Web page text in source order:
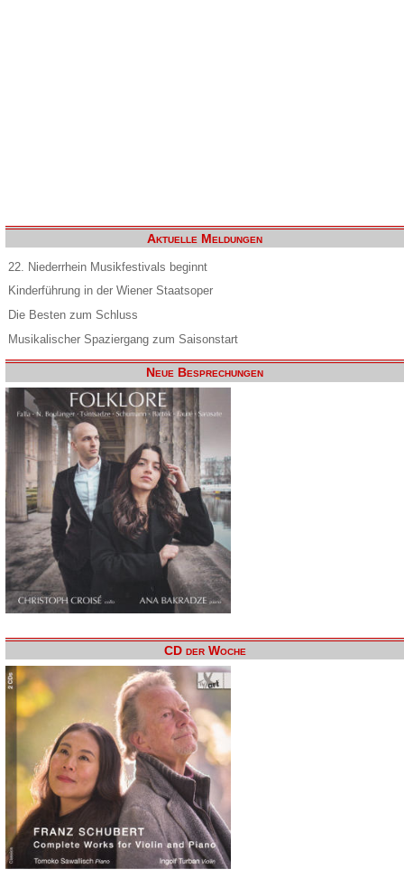
Aktuelle Meldungen
22. Niederrhein Musikfestivals beginnt
Kinderführung in der Wiener Staatsoper
Die Besten zum Schluss
Musikalischer Spaziergang zum Saisonstart
Neue Besprechungen
CD der Woche